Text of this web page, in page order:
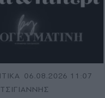
06.08.2026 11:07